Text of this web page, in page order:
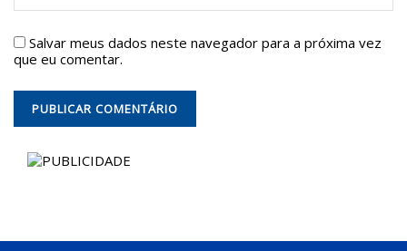
Salvar meus dados neste navegador para a próxima vez
que eu comentar.